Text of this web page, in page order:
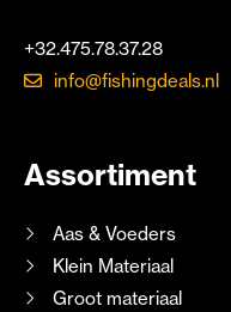
+32.475.78.37.28
info@fishingdeals.nl
Assortiment
Aas & Voeders
Klein Materiaal
Groot materiaal